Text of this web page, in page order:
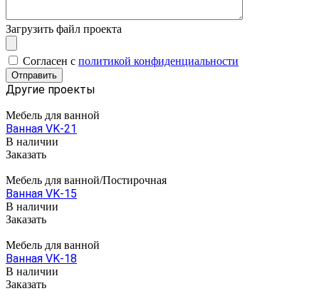
Загрузить файл проекта
Cогласен с политикой конфиденциальности
Отправить
Другие проекты
Мебель для ванной
Ванная VK-21
В наличии
Заказать
Мебель для ванной/Постирочная
Ванная VK-15
В наличии
Заказать
Мебель для ванной
Ванная VK-18
В наличии
Заказать